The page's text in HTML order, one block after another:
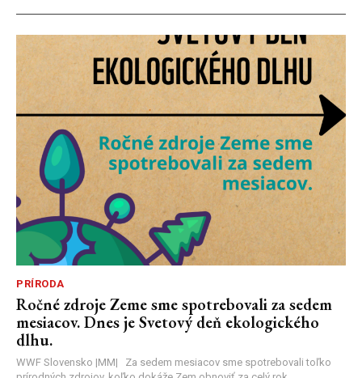
PRÍRODA
Ročné zdroje Zeme sme spotrebovali za sedem
mesiacov. Dnes je Svetový deň ekologického
dlhu.
WWF Slovensko |MM| Za sedem mesiacov sme spotrebovali toľko